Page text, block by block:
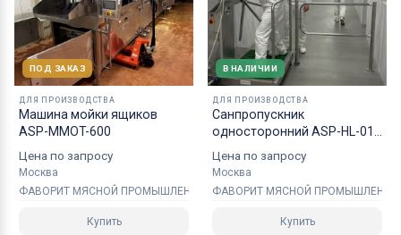
ПОД ЗАКАЗ
ДЛЯ ПРОИЗВОДСТВА
Машина мойки ящиков
ASP-MMOT-600
Цена по запросу
Москва
ФАВОРИТ МЯСНОЙ ПРОМЫШЛЕННОСТИ
Купить
В НАЛИЧИИ
ДЛЯ ПРОИЗВОДСТВА
Санпропускник
односторонний ASP-HL-01
эконом
Цена по запросу
Москва
ФАВОРИТ МЯСНОЙ
Купить